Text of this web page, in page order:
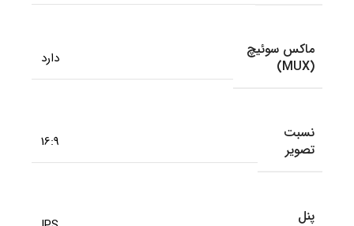
ماکس سوئیچ
(MUX)
دارد
نسبت
تصویر
16:9
پنل